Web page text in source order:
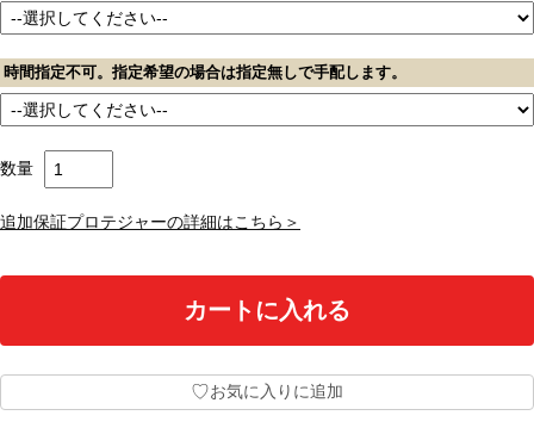
時間指定不可。指定希望の場合は指定無しで手配します。
数量
追加保証プロテジャーの詳細はこちら＞
♡お気に入りに追加